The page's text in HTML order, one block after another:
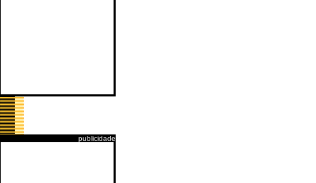
publicidade